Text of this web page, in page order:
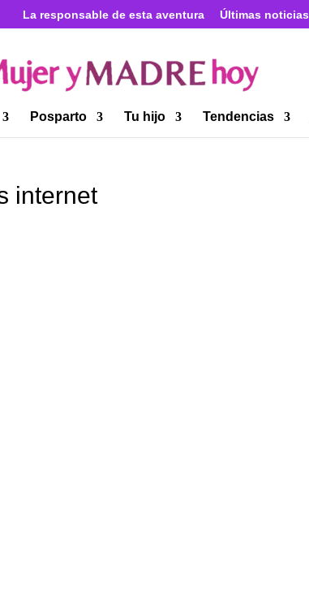
La responsable de esta aventura Últimas noticias
Posparto Tu hijo Tendencias
internet